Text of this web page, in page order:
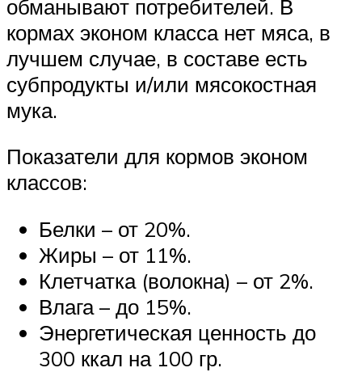
обманывают потребителей. В
кормах эконом класса нет мяса, в
лучшем случае, в составе есть
субпродукты и/или мясокостная
мука.
Показатели для кормов эконом
классов:
Белки – от 20%.
Жиры – от 11%.
Клетчатка (волокна) – от 2%.
Влага – до 15%.
Энергетическая ценность до
300 ккал на 100 гр.